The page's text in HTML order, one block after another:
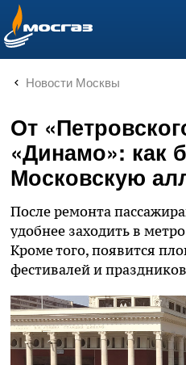
info@mos-gaz.ru
Новости Москвы
От
«Динамо»: как
Московскую
После ремонта
удобнее заходить в
Кроме того, появится
фестивалей и